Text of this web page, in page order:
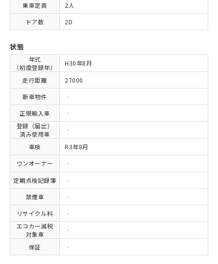
乗車定員
2人
ドア数
2D
状態
年式
（初度登録年）
H30年8月
走行距離
27000
新車物件
‐
正規輸入車
‐
登録（届出）
済み使用車
‐
車検
R3年8月
ワンオーナー
‐
定期点検記録簿
‐
禁煙車
‐
リサイクル料
‐
エコカー減税
対象車
‐
保証 ‐